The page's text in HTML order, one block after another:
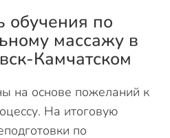
обучения по
массажу в
Камчатском
на основе пожеланий к
На итоговую
по